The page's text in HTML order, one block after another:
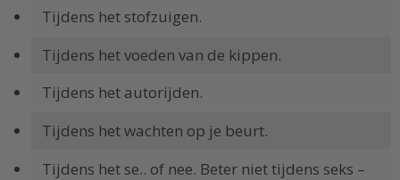
Tijdens het stofzuigen.
Tijdens het voeden van de kippen.
Tijdens het autorijden.
Tijdens het wachten op je beurt.
Tijdens het se.. of nee. Beter niet tijdens seks –